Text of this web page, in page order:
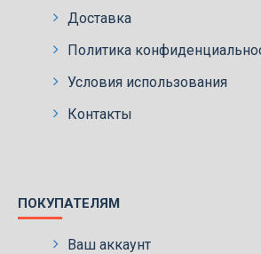
Доставка
Политика
Условия использования
Контакты
ПОКУПАТЕЛЯМ
Ваш аккаунт